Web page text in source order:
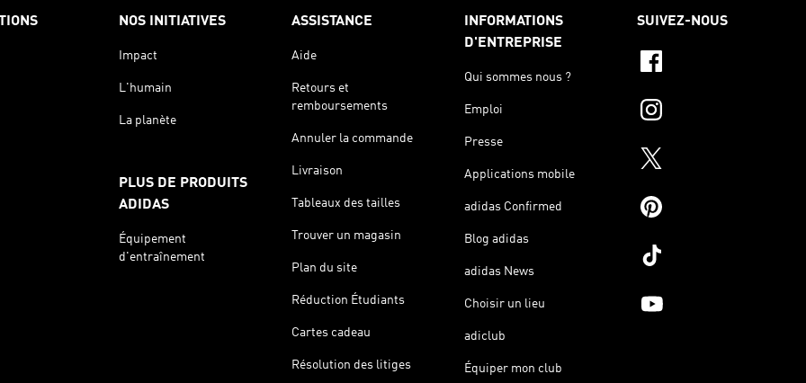
NOS INITIATIVES
Impact
L'humain
La planète
PLUS DE PRODUITS
ADIDAS
Équipement
d'entraînement
ASSISTANCE
Aide
Retours et
remboursements
Annuler la commande
Livraison
Tableaux des tailles
Trouver un magasin
Plan du site
Réduction Étudiants
Cartes cadeau
Résolution des litiges
INFORMATIONS
D'ENTREPRISE
Qui sommes nous ?
Emploi
Presse
Applications mobile
adidas Confirmed
Blog adidas
adidas News
Choisir un lieu
adiclub
Équiper mon club
SUIVEZ-NOUS